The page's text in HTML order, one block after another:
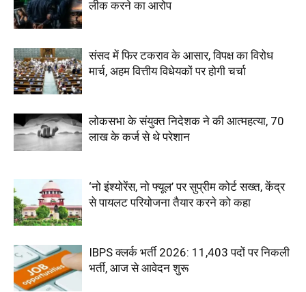
लीक करने का आरोप
संसद में फिर टकराव के आसार, विपक्ष का विरोध
मार्च, अहम वित्तीय विधेयकों पर होगी चर्चा
लोकसभा के संयुक्त निदेशक ने की आत्महत्या, 70
लाख के कर्ज से थे परेशान
‘नो इंश्योरेंस, नो फ्यूल’ पर सुप्रीम कोर्ट सख्त, केंद्र
से पायलट परियोजना तैयार करने को कहा
IBPS क्लर्क भर्ती 2026: 11,403 पदों पर निकली
भर्ती, आज से आवेदन शुरू